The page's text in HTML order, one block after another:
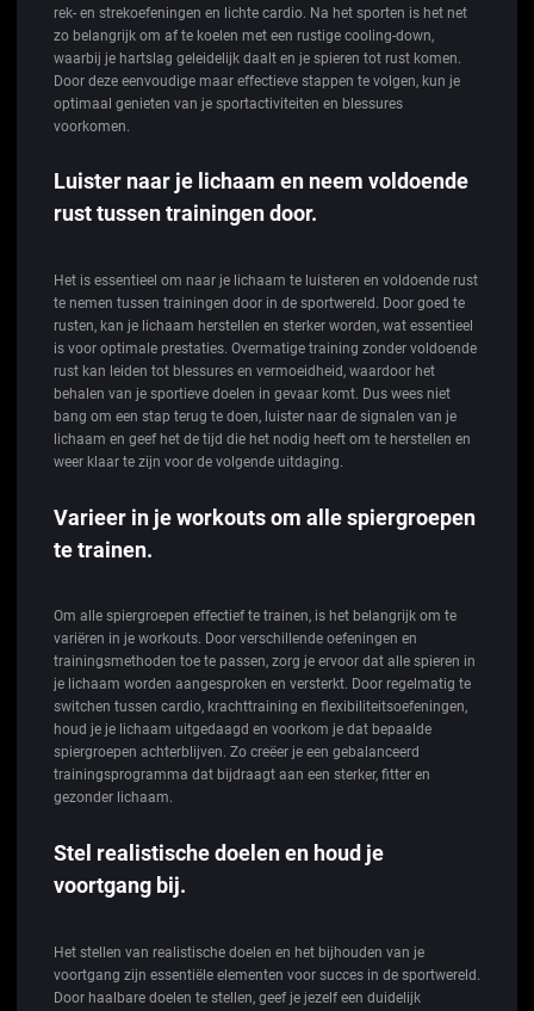
rek- en strekoefeningen en lichte cardio. Na het sporten is het net
zo belangrijk om af te koelen met een rustige cooling-down,
waarbij je hartslag geleidelijk daalt en je spieren tot rust komen.
Door deze eenvoudige maar effectieve stappen te volgen, kun je
optimaal genieten van je sportactiviteiten en blessures
voorkomen.
Luister naar je lichaam en neem voldoende
rust tussen trainingen door.
Het is essentieel om naar je lichaam te luisteren en voldoende rust
te nemen tussen trainingen door in de sportwereld. Door goed te
rusten, kan je lichaam herstellen en sterker worden, wat essentieel
is voor optimale prestaties. Overmatige training zonder voldoende
rust kan leiden tot blessures en vermoeidheid, waardoor het
behalen van je sportieve doelen in gevaar komt. Dus wees niet
bang om een stap terug te doen, luister naar de signalen van je
lichaam en geef het de tijd die het nodig heeft om te herstellen en
weer klaar te zijn voor de volgende uitdaging.
Varieer in je workouts om alle spiergroepen
te trainen.
Om alle spiergroepen effectief te trainen, is het belangrijk om te
variëren in je workouts. Door verschillende oefeningen en
trainingsmethoden toe te passen, zorg je ervoor dat alle spieren in
je lichaam worden aangesproken en versterkt. Door regelmatig te
switchen tussen cardio, krachttraining en flexibiliteitsoefeningen,
houd je je lichaam uitgedaagd en voorkom je dat bepaalde
spiergroepen achterblijven. Zo creëer je een gebalanceerd
trainingsprogramma dat bijdraagt aan een sterker, fitter en
gezonder lichaam.
Stel realistische doelen en houd je
voortgang bij.
Het stellen van realistische doelen en het bijhouden van je
voortgang zijn essentiële elementen voor succes in de sportwereld.
Door haalbare doelen te stellen, geef je jezelf een duidelijk